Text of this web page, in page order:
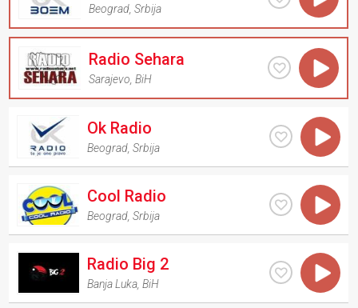
Beograd ,Srbija
Radio Sehara
Sarajevo ,BiH
Ok Radio
Beograd ,Srbija
Cool Radio
Beograd ,Srbija
Radio Big 2
Banja Luka ,BiH